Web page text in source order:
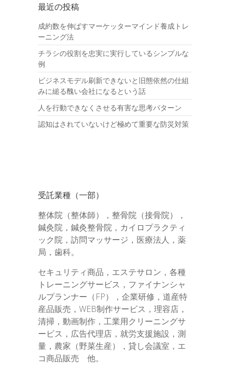
最近の投稿
成約数を伸ばすマーケッターマインド養成トレ
ーニング法
チラシの役割を忠実に実行しているシンプルな
例
ビジネスモデル刷新できないと旧態依然の仕組
みに縋る醜い会社になるという話
人を行動できなくさせる有害な思考パターン
認知はされていないけど極めて重要な防災対策
受託業種（一部）
整体院（整体師），整骨院（接骨院），
鍼灸院，鍼灸整骨院，カイロプラクティ
ック院，訪問マッサージ，医療法人，薬
局，歯科。
セキュリティ商品，エステサロン，各種
トレーニングサービス，ファイナンシャ
ルプランナー（FP），企業研修，道産特
産品販売，WEB制作サービス，理容店，
清掃，動画制作，工業用クリーニングサ
ービス，広告代理店，就労支援施設，測
量，農家（野菜生産），貸し会議室，エ
コ商品販売 他。